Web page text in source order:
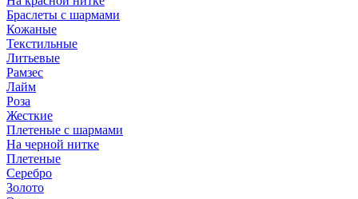
Браслеты с шармами
Кожаные
Текстильные
Литьевые
Рамзес
Лайм
Роза
Жесткие
Плетеные с шармами
На черной нитке
Плетеные
Серебро
Золото